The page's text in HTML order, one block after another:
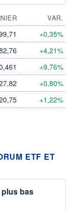
VAR.
+0,35%
+4,21%
+9,76%
+0,80%
+1,22%
ETF ET
plus bas